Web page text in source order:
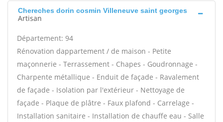
Chereches dorin cosmin Villeneuve saint georges
Artisan
Département: 94
Rénovation dappartement / de maison - Petite
maçonnerie - Terrassement - Chapes - Goudronnage -
Charpente métallique - Enduit de façade - Ravalement
de façade - Isolation par l'extérieur - Nettoyage de
façade - Plaque de plâtre - Faux plafond - Carrelage -
Installation sanitaire - Installation de chauffe eau - Salle